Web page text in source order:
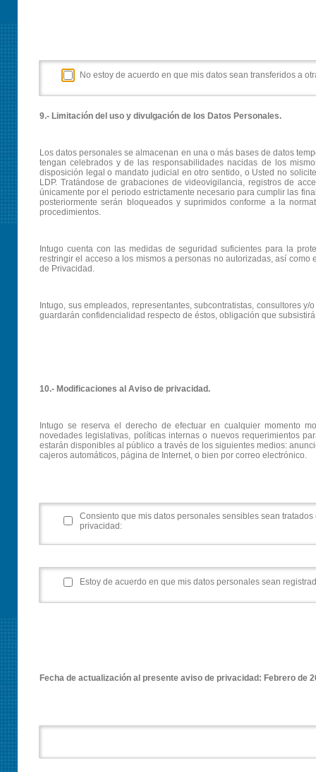
No estoy de acuerdo en que mis datos sean transferidos a
9.- Limitación del uso y divulgación de los Datos Personales.
Los datos personales se almacenan en una o más bases de datos
tengan celebrados y de las responsabilidades nacidas de los
disposición legal o mandato judicial en otro sentido, o Usted no
LDP. Tratándose de grabaciones de videovigilancia, registros de
únicamente por el periodo estrictamente necesario para cumplir las
posteriormente serán bloqueados y suprimidos conforme a la
procedimientos.
Intugo cuenta con las medidas de seguridad suficientes para la
restringir el acceso a los mismos a personas no autorizadas, así
de Privacidad.
Intugo, sus empleados, representantes, subcontratistas, consultores
guardarán confidencialidad respecto de éstos, obligación que
10.- Modificaciones al Aviso de privacidad.
Intugo se reserva el derecho de efectuar en cualquier momento
novedades legislativas, políticas internas o nuevos requerimientos
estarán disponibles al público a través de los siguientes medios:
cajeros automáticos, página de Internet, o bien por correo electrónico.
Consiento que mis datos personales sensibles sean
privacidad:
Estoy de acuerdo en que mis datos personales sean
Fecha de actualización al presente aviso de privacidad: Febrero de